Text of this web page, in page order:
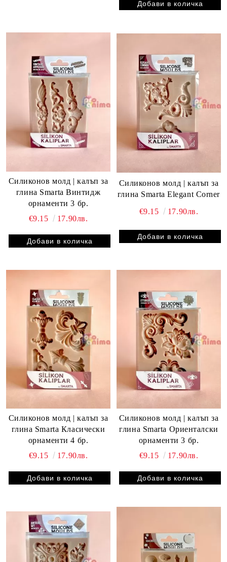
Силиконов молд | калъп за
глина Smarta Винтидж
орнаменти 3 бр.
€9.15
17.90лв.
Силиконов молд | калъп за
глина Smarta Elegant Corner
€9.15 17.90лв.
Силиконов молд | калъп за
глина Smarta Класически
орнаменти 4 бр.
€9.15
17.90лв.
Силиконов молд | калъп за
глина Smarta Ориенталски
орнаменти 3 бр.
€9.15
17.90лв.